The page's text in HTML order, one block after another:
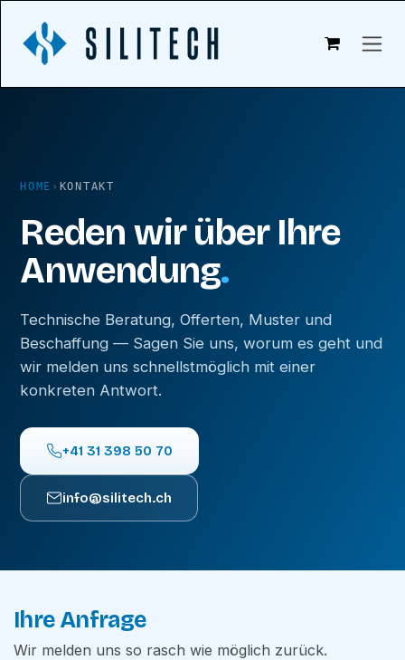
HOME › KONTAKT
Reden wir über Ihre
Anwendung.
Technische Beratung, Offerten, Muster und
Beschaffung — Sagen Sie uns, worum es geht und
wir melden uns schnellstmöglich mit einer
konkreten Antwort.
+41 31 398 50 70
info@silitech.ch
Ihre Anfrage
Wir melden uns so rasch wie möglich zurück.